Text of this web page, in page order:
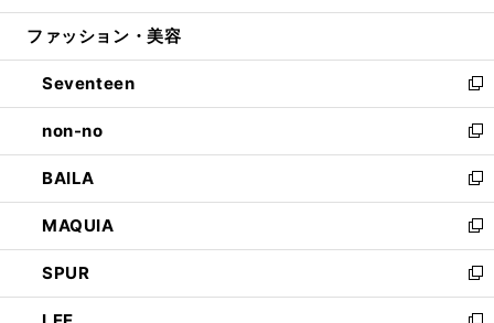
開
ウ
開
く
ン
ウ
で
開
く
ウ
ン
ド
ウ
で
開
く
ファッション・美容
Seventeen
新
し
い
ウ
ィ
ン
ド
ウ
で
開
non-no
新
し
い
ウ
ィ
ン
ド
ウ
BAILA
新
し
い
ウ
ィ
ン
MAQUIA
新
し
い
ウ
SPUR
新
し